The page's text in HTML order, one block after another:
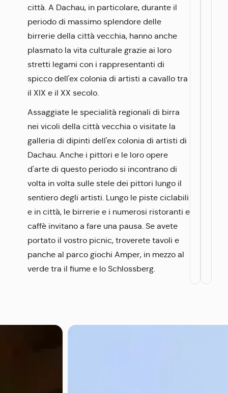
città. A Dachau, in particolare, durante il
periodo di massimo splendore delle
birrerie della città vecchia, hanno anche
plasmato la vita culturale grazie ai loro
stretti legami con i rappresentanti di
spicco dell'ex colonia di artisti a cavallo tra
il XIX e il XX secolo.
Assaggiate le specialità regionali di birra
nei vicoli della città vecchia o visitate la
galleria di dipinti dell'ex colonia di artisti di
Dachau. Anche i pittori e le loro opere
d'arte di questo periodo si incontrano di
volta in volta sulle stele dei pittori lungo il
sentiero degli artisti. Lungo le piste ciclabili
e in città, le birrerie e i numerosi ristoranti e
caffè invitano a fare una pausa. Se avete
portato il vostro picnic, troverete tavoli e
panche al parco giochi Amper, in mezzo al
verde tra il fiume e lo Schlossberg.